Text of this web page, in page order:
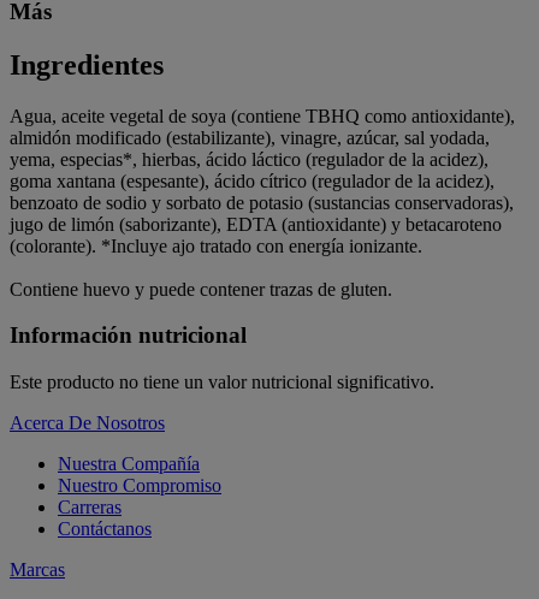
Más
Ingredientes
Agua, aceite vegetal de soya (contiene TBHQ como antioxidante),
almidón modificado (estabilizante), vinagre, azúcar, sal yodada,
yema, especias*, hierbas, ácido láctico (regulador de la acidez),
goma xantana (espesante), ácido cítrico (regulador de la acidez),
benzoato de sodio y sorbato de potasio (sustancias conservadoras),
jugo de limón (saborizante), EDTA (antioxidante) y betacaroteno
(colorante). *Incluye ajo tratado con energía ionizante.
Contiene huevo y puede contener trazas de gluten.
Información nutricional
Este producto no tiene un valor nutricional significativo.
Acerca De Nosotros
Nuestra Compañía
Nuestro Compromiso
Carreras
Contáctanos
Marcas